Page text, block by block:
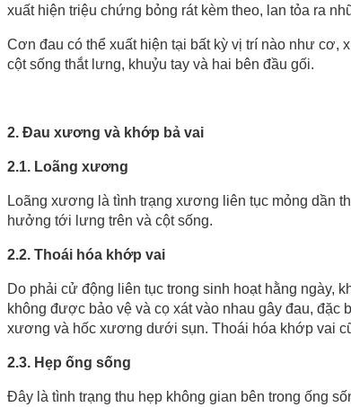
xuất hiện triệu chứng bỏng rát kèm theo, lan tỏa ra
Cơn đau có thể xuất hiện tại bất kỳ vị trí nào như cơ,
cột sống thắt lưng, khuỷu tay và hai bên đầu gối.
2. Đau xương và khớp bả vai
2.1. Loãng xương
Loãng xương là tình trạng xương liên tục mỏng dần
hưởng tới lưng trên và cột sống.
2.2. Thoái hóa khớp vai
Do phải cử động liên tục trong sinh hoạt hằng ngày,
không được bảo vệ và cọ xát vào nhau gây đau,
xương và hốc xương dưới sụn. Thoái hóa khớp vai
2.3. Hẹp ống sống
Đây là tình trạng thu hẹp không gian bên trong ống